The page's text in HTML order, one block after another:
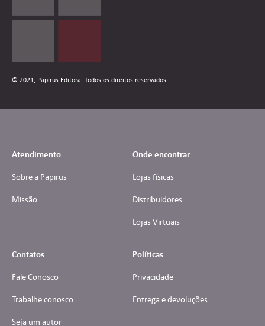
© 2021, Papirus Editora. Todos os direitos reservados
Atendimento
Sobre a Papirus
Missão
Onde encontrar
Lojas físicas
Distribuidores
Lojas Virtuais
Contatos
Fale Conosco
Trabalhe conosco
Seja um autor
Políticas
Privacidade
Entrega e devoluções